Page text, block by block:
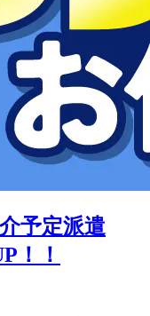
予定派遣
！！